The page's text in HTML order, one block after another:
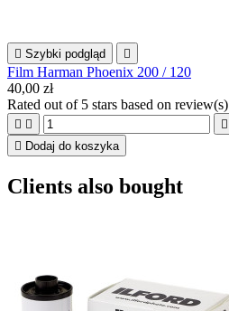
 Szybki podgląd 
Film Harman Phoenix 200 / 120
40,00 zł
Rated out of 5 stars based on review(s)
  
 Dodaj do koszyka
Clients also bought